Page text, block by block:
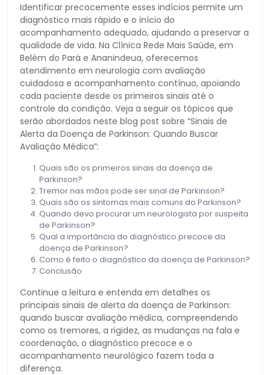
Identificar precocemente esses indícios permite um
diagnóstico mais rápido e o início do
acompanhamento adequado, ajudando a preservar a
qualidade de vida. Na Clínica Rede Mais Saúde, em
Belém do Pará e Ananindeua, oferecemos
atendimento em neurologia com avaliação
cuidadosa e acompanhamento contínuo, apoiando
cada paciente desde os primeiros sinais até o
controle da condição. Veja a seguir os tópicos que
serão abordados neste blog post sobre “Sinais de
Alerta da Doença de Parkinson: Quando Buscar
Avaliação Médica”:
Quais são os primeiros sinais da doença de
Parkinson?
Tremor nas mãos pode ser sinal de Parkinson?
Quais são os sintomas mais comuns do Parkinson?
Quando devo procurar um neurologista por suspeita
de Parkinson?
Qual a importância do diagnóstico precoce da
doença de Parkinson?
Como é feito o diagnóstico da doença de Parkinson?
Conclusão
Continue a leitura e entenda em detalhes os
principais sinais de alerta da doença de Parkinson:
quando buscar avaliação médica, compreendendo
como os tremores, a rigidez, as mudanças na fala e
coordenação, o diagnóstico precoce e o
acompanhamento neurológico fazem toda a
diferença.